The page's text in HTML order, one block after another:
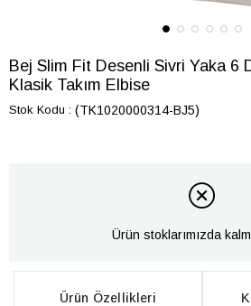
Bej Slim Fit Desenli Sivri Yaka 6
Klasik Takım Elbise
Stok Kodu (TK1020000314-BJ5)
Ürün stoklarımızda
Ürün Özellikleri